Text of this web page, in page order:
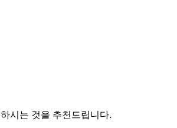
시는 것을 추천드립니다.